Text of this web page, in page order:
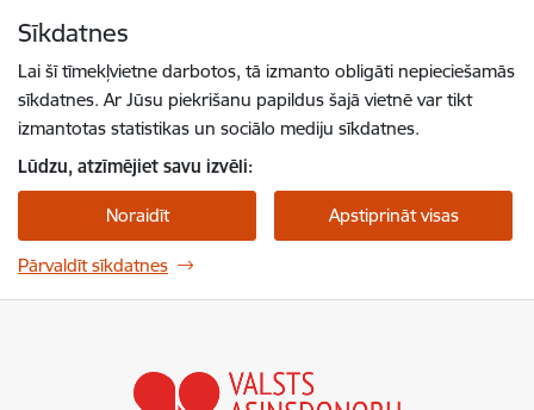
Sīkdatnes
Lai šī tīmekļvietne darbotos, tā izmanto obligāti nepieciešamās
sīkdatnes. Ar Jūsu piekrišanu papildus šajā vietnē var tikt
izmantotas statistikas un sociālo mediju sīkdatnes.
Lūdzu, atzīmējiet savu izvēli:
Noraidīt Apstiprināt visas
Pārvaldīt sīkdatnes